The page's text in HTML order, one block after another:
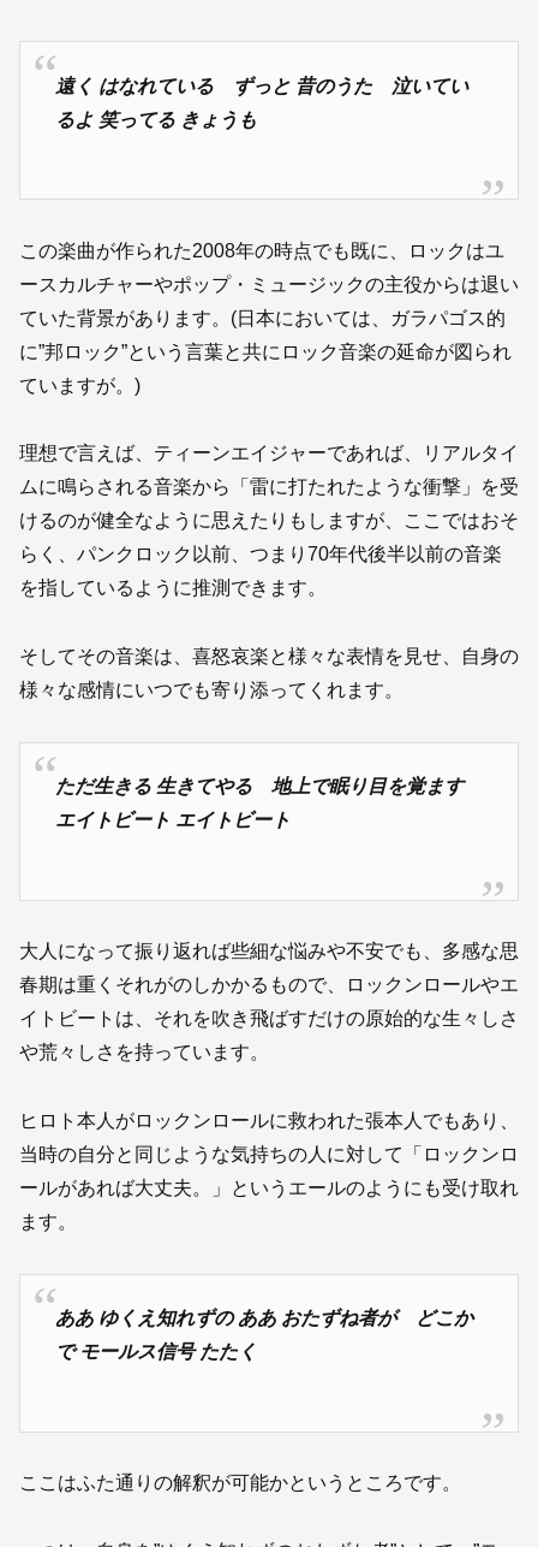
遠く はなれている ずっと 昔のうた 泣いてい
るよ 笑ってる きょうも
この楽曲が作られた2008年の時点でも既に、ロックはユ
ースカルチャーやポップ・ミュージックの主役からは退い
ていた背景があります。(日本においては、ガラパゴス的
に”邦ロック”という言葉と共にロック音楽の延命が図られ
ていますが。)
理想で言えば、ティーンエイジャーであれば、リアルタイ
ムに鳴らされる音楽から「雷に打たれたような衝撃」を受
けるのが健全なように思えたりもしますが、ここではおそ
らく、パンクロック以前、つまり70年代後半以前の音楽
を指しているように推測できます。
そしてその音楽は、喜怒哀楽と様々な表情を見せ、自身の
様々な感情にいつでも寄り添ってくれます。
ただ生きる 生きてやる 地上で眠り目を覚ます
エイトビート エイトビート
大人になって振り返れば些細な悩みや不安でも、多感な思
春期は重くそれがのしかかるもので、ロックンロールやエ
イトビートは、それを吹き飛ばすだけの原始的な生々しさ
や荒々しさを持っています。
ヒロト本人がロックンロールに救われた張本人でもあり、
当時の自分と同じような気持ちの人に対して「ロックンロ
ールがあれば大丈夫。」というエールのようにも受け取れ
ます。
ああ ゆくえ知れずの ああ おたずね者が どこか
で モールス信号 たたく
ここはふた通りの解釈が可能かというところです。